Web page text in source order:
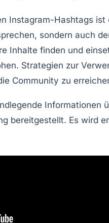
Instagram-Hashtags ist
sondern auch
Inhalte finden und
Strategien zur
Community zu
Informationen
bereitgestellt. Es wird